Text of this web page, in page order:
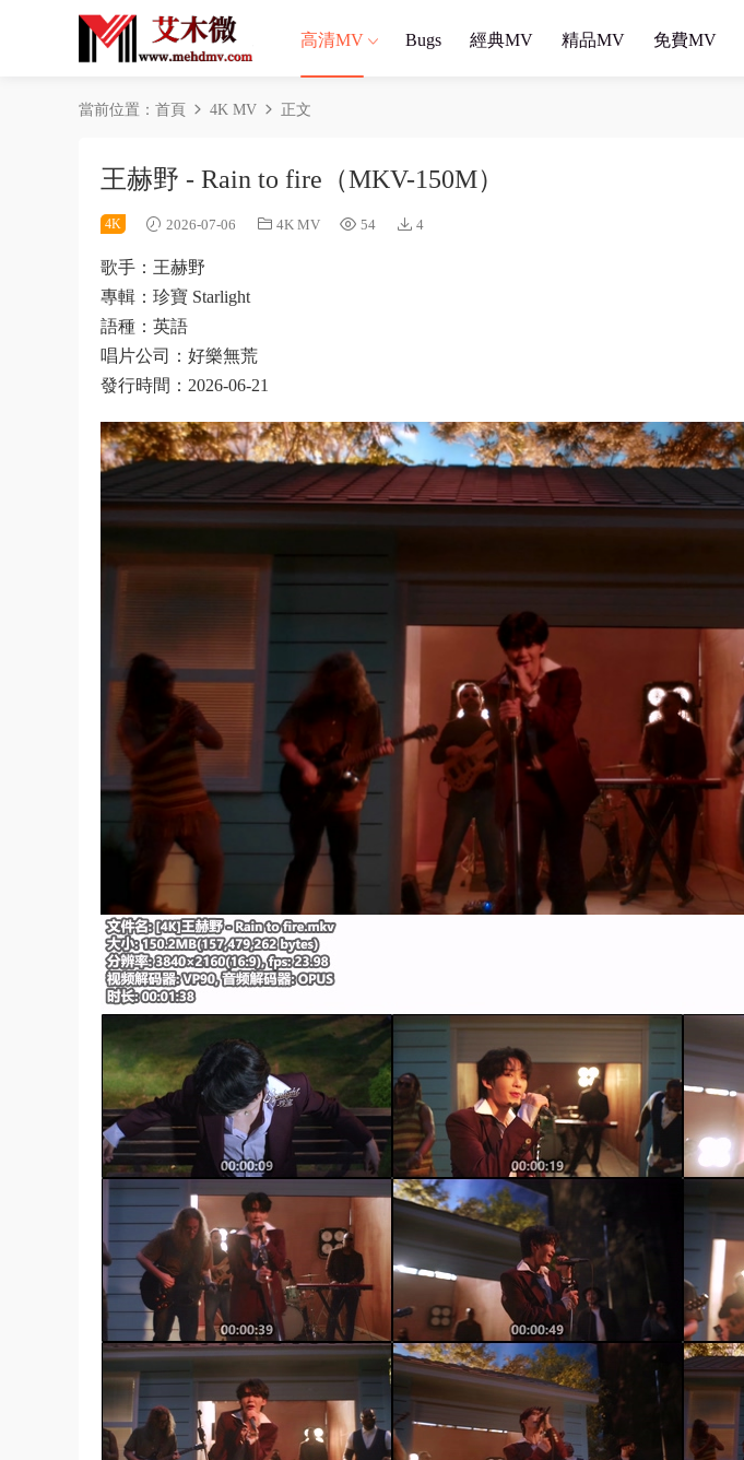
高清MV Bugs 經典MV 精品MV 免費MV
當前位置： 首頁 4K MV 正文
王赫野 - Rain to fire（MKV-150M）
4K 2026-07-06 4K MV 54 4
歌手：王赫野
專輯：珍寶 Starlight
語種：英語
唱片公司：好樂無荒
發行時間：2026-06-21